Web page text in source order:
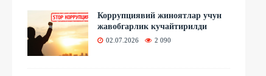
Коррупциявий жиноятлар учун
жавобгарлик кучайтирилди
02.07.2026 2 090